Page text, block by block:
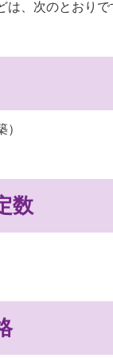
は、次のとおりで
数